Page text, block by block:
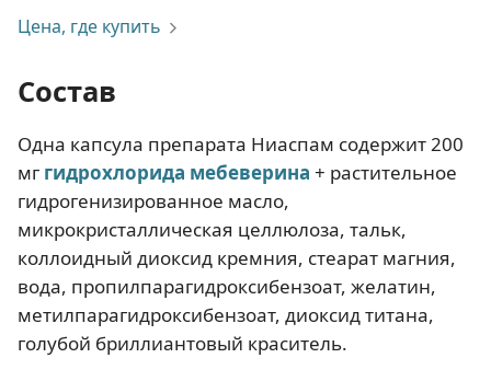
Цена, где купить
Состав
Одна капсула препарата Ниаспам содержит 200
мг гидрохлорида мебеверина + растительное
гидрогенизированное масло,
микрокристаллическая целлюлоза, тальк,
коллоидный диоксид кремния, стеарат магния,
вода, пропилпарагидроксибензоат, желатин,
метилпарагидроксибензоат, диоксид титана,
голубой бриллиантовый краситель.